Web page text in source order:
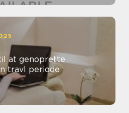
at genoprette
travl periode